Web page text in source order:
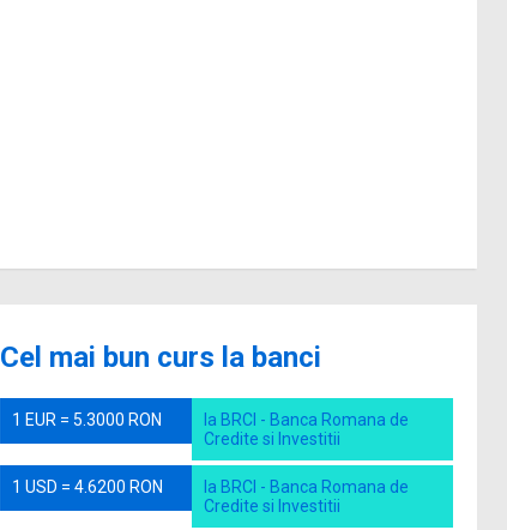
Cel mai bun curs la banci
1 EUR = 5.3000 RON
la BRCI - Banca Romana de
Credite si Investitii
1 USD = 4.6200 RON
la BRCI - Banca Romana de
Credite si Investitii